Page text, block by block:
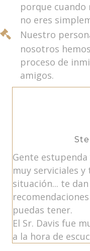
porque cuando
no eres
Nuestro
nosotros
proceso de
amigos.
Gente estupenda
muy serviciales
situación... te
puedas tener.
El Sr. Davis fue
a la hora de